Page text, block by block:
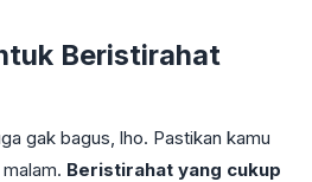
Beristirahat
gak bagus, lho. Pastikan kamu
Beristirahat yang cukup